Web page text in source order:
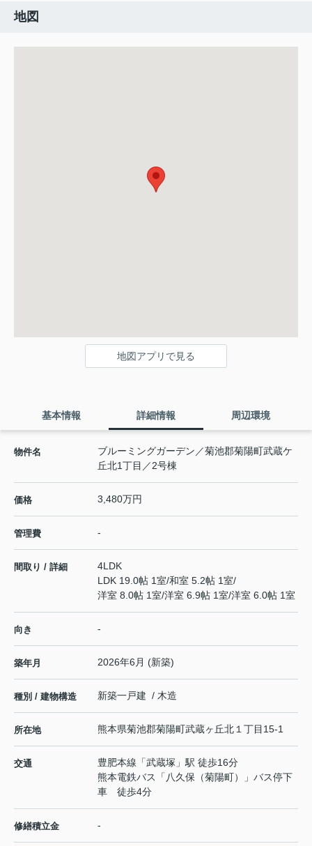
地図
地図アプリで見る
基本情報 詳細情報 周辺環境
物件名
ブルーミングガーデン／菊池郡菊陽町武蔵ケ
丘北1丁目／2号棟
価格 3,480万円
管理費 -
間取り / 詳細
4LDK
LDK 19.0帖 1室/和室 5.2帖 1室/
洋室 8.0帖 1室/洋室 6.9帖 1室/洋室 6.0帖 1室
向き -
築年月 2026年6月 (新築)
種別 / 建物構造 新築一戸建 / 木造
所在地 熊本県菊池郡菊陽町武蔵ヶ丘北 １丁目15-1
交通 豊肥本線 「武蔵塚 」駅 徒歩16分
熊本電鉄バス「八久保（菊陽町）」バス停下
車 徒歩4分
修繕積立金 -